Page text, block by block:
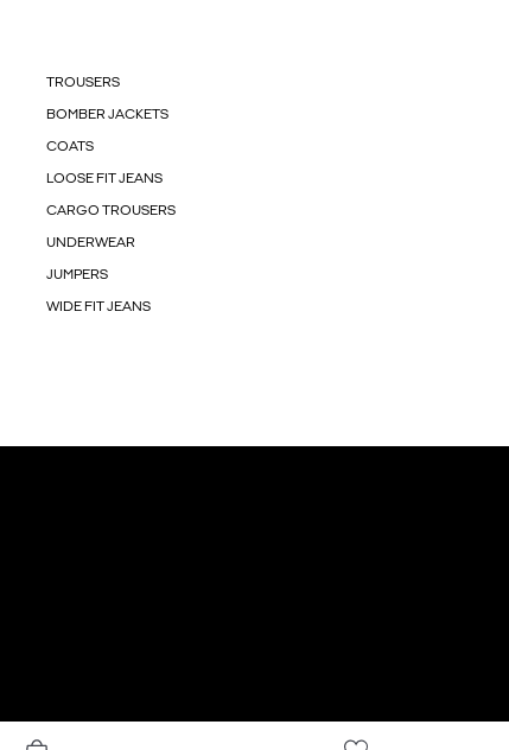
TROUSERS
BOMBER JACKETS
COATS
LOOSE FIT JEANS
CARGO TROUSERS
UNDERWEAR
JUMPERS
WIDE FIT JEANS